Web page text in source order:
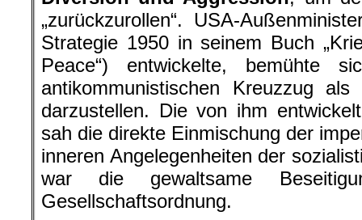
„zurückzurollen“. USA-
Strategie 1950 in seinem Buch
Peace“) entwickelte, bemühte
antikommunistischen Kreuzzug als
darzustellen. Die von ihm
sah die direkte Einmischung der
inneren Angelegenheiten der
war die gewaltsame
Gesellschaftsordnung.